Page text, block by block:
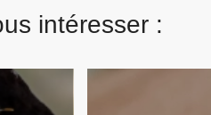
intéresser :